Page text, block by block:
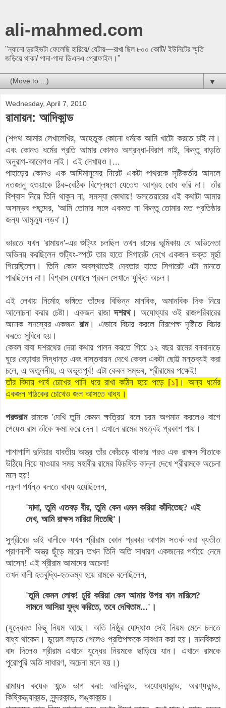
ali-mahmed.com
"ন্যানো ড্রাইভটা ফেলেছি হারিয়ে/ যেটায়—রাখা ছিল ৮০০ কোটি/ ইউনিটের স্মৃতি
জড়িয়ে থাকা/ গাদা-গাদা ডিএনএ প্রোফাইল।"
▼
Wednesday, April 7, 2010
রামায়ন: আদিকান্ড
(শপথ আমার লেখালেখির, অহেতুক কোনো ধর্মকে আমি খাটো করতে চাই না।
এবং কোনও ধর্মের প্রতি আমার কোনও অশ্রদ্ধা-বিরাগ নাই, কিন্তু বাড়তি
অনুরাগ-আবেগও নাই। এই লেখায়ও।...
পাহাড়ের কোনও এক আদিমানুষের নিরেট একটা পাথরকে সৃষ্টিকর্তার আদলে
নতজানু হওয়াকে ঠিক-বেঠিক বিশ্লেষণে যেতেও আগ্রহ বোধ করি না। তাঁর
বিশ্বাস নিয়ে তিনি থাকুন না, সমস্যা কোথায়! ভলতেয়ারের এই কথাটা আমার
অসম্ভব পছন্দের, 'আমি তোমার সঙ্গে একমত না কিন্তু তোমার মত প্রতিষ্ঠার
জন্য আমৃত্যু লড়ব'। )
ভারতে যখন 'রামায়ন'-এর শুট্যিং চলছিল তখন রামের ভূমিকায় যে অভিনেতা
অভিনয় করছিলেন শুট্যিং-স্পটে তার হাতে সিগারেট দেখে একজন ভক্ত মূর্ছা
গিয়েছিলেন। তিনি কোন অবস্থাতেই দেবতার হাতে সিগারেট এটা মানতে
পারছিলেন না। বিশ্বাস যেখানে প্রবল সেখানে যুক্তি অচল।
এই লেখায় নির্মোহ ভঙ্গিতে তাঁদের বিভিন্ন মানবিক, অমানবিক দিক নিয়ে
আলোচনা করার চেষ্টা। একজন রাজাদশরথ। অযোধ্যার ওই রাজপরিবারের
অনেক সদস্যের একজন রাম। এভাবে বিচার করলে নিরপেক্ষ দৃষ্টিতে বিচার
করতে সুবিধে হয়।
কেবল বাবা দশরথের দেয়া কথার পালন করতে গিয়ে ১২ বছর রামের বনবাদাড়ে
ঘুরে বেড়াবার সিদ্ধান্ত এবং বাস্তবায়ন দেখে কেবল একটা ছোট্ট মন্তব্যই করা
চলে, এ অতুলনীয়, এ অভূতপূর্ব! এটা কেবল সম্ভব, শ্রীরামের পক্ষেই!
তাঁর বিদায় পর্বে চোখের পানি ধরে রাখা কঠিন হয়ে পড়ে [১] । অন্য ধর্মের
একজন পাঠকের চোখেও জল আসতে বাধ্য।
পরশুরামরামকে 'দেখি তুমি কেমন ক্ষত্রিয়' বলে চরম অপমান করলেও বাগে
পেয়েও রাম তাঁকে ক্ষমা করে দেন। এখানে রামের মহত্বই প্রকাশ পায়।
পাশাপাশি দুনিয়ার যাবতীয় অস্ত্র তাঁর কোঁচড়ে থাকার পরও এক রাক্ষস সীতাকে
উঠিয়ে নিয়ে যাওয়ার সময় মহাবীর রামের ফিচফিচ কান্না দেখে শ্রীরামকে অচেনা
মনে হয়!
লক্ষ্ণণ পর্যন্ত বলতে বাধ্য হয়েছিলেন,
'দাদা, তুমি এতবড় বীর, তুমি কেন এমন করিয়া কাঁদিতেছ? এই
দেখ, আমি রাক্ষস মারিয়া দিতেছি'।
সুগ্রীবের ভাই বালীকে যখন শ্রীরাম কোন প্রকার আগাম সতর্ক করা ব্যতীত
প্রাণনাশী অস্ত্র ছুঁড়ে মারেন তখন তিনি অতি সাধারণ একজনের পর্যায়ে নেমে
আসেন! এই শ্রীরাম আমাদের অচেনা!
তখন বালী হতবুদ্ধি-হতভম্ব হয়ে রামকে বলেছিলেন,
'তুমি কেমন লোক! চুরি করিয়া কেন আমার উপর বান মারিলে?
সামনে আসিয়া যুদ্ধ করিতে, তবে দেখিতাম...'।
(যুদ্ধেরও কিছু নিয়ম আছে। অতি নিষ্ঠুর যোদ্ধাও সেই নিয়ম মেনে চলতে
বাধ্য থাকেন। ডুয়েল লড়তে গেলেও প্রতিপক্ষকে সাবধান করা হয়। মানবিকতা
বাদ দিলেওশ্রীরাম এখানে যুদ্ধের নিয়মকে ছাড়িয়ে যান। এখানে রামকে
পুরোপুরি অতি সাধারণ, অচেনা মনে হয়।)
রামায়ন কয়েক খন্ডে ভাগ করা: আদিকান্ড, অযোধ্যাকান্ড, অরণ্যকান্ড,
কিষ্কিন্ধ্যাকান্ড, সুন্দরকান্ড, লঙ্কাকান্ড।